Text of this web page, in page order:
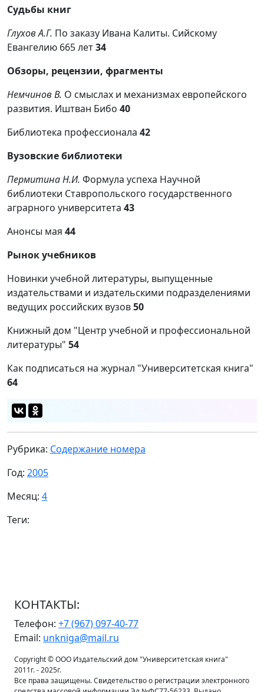
Судьбы книг
Глухов А.Г. По заказу Ивана Калиты. Сийскому
Евангелию 665 лет34
Обзоры, рецензии, фрагменты
Немчинов В. О смыслах и механизмах европейского
развития. Иштван Бибо 40
Библиотека профессионала 42
Вузовские библиотеки
Пермитина Н.И. Формула успеха Научной
библиотеки Ставропольского государственного
аграрного университета 43
Анонсы мая 44
Рынок учебников
Новинки учебной литературы, выпущенные
издательствами и издательскими подразделениями
ведущих российских вузов50
Книжный дом "Центр учебной и профессиональной
литературы" 54
Как подписаться на журнал "Университетская книга"
64
Рубрика: Содержание номера
Год: 2005
Месяц: 4
Теги:
КОНТАКТЫ:
Телефон: +7 (967) 097-40-77
Email: unkniga@mail.ru
Copyright © ООО Издательский дом "Университетская книга"
2011г. - 2025г.
Все права защищены. Свидетельство о регистрации электронного